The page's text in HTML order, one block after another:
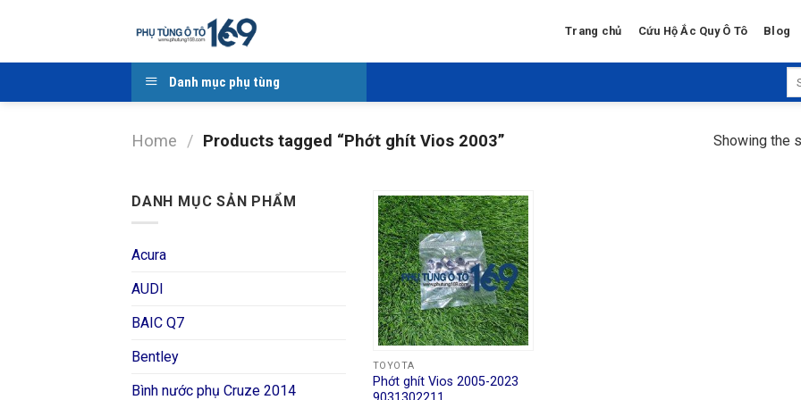
Trang chủ Cứu Hộ Ắc Quy Ô Tô Blog
Danh mục phụ tùng
Home / Products tagged “Phớt ghít Vios 2003” Showing the
DANH MỤC SẢN PHẨM
Acura
AUDI
BAIC Q7
Bentley
Bình nước phụ Cruze 2014
TOYOTA
Phớt ghít Vios 2005-2023